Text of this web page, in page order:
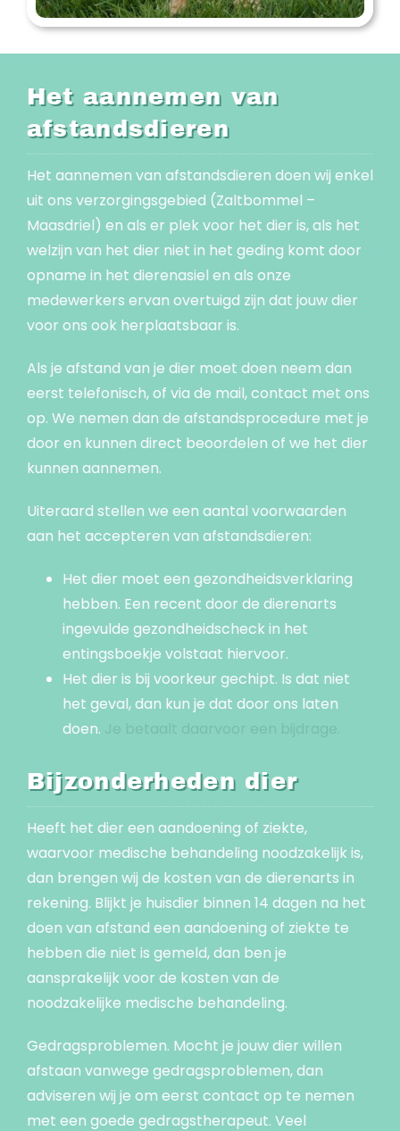
Het aannemen van
afstandsdieren
Het aannemen van afstandsdieren doen wij enkel
uit ons verzorgingsgebied (Zaltbommel –
Maasdriel) en als er plek voor het dier is, als het
welzijn van het dier niet in het geding komt door
opname in het dierenasiel en als onze
medewerkers ervan overtuigd zijn dat jouw dier
voor ons ook herplaatsbaar is.
Als je afstand van je dier moet doen neem dan
eerst telefonisch, of via de mail, contact met ons
op. We nemen dan de afstandsprocedure met je
door en kunnen direct beoordelen of we het dier
kunnen aannemen.
Uiteraard stellen we een aantal voorwaarden
aan het accepteren van afstandsdieren:
Het dier moet een gezondheidsverklaring
hebben. Een recent door de dierenarts
ingevulde gezondheidscheck in het
entingsboekje volstaat hiervoor.
Het dier is bij voorkeur gechipt. Is dat niet
het geval, dan kun je dat door ons laten
doen.
Bijzonderheden dier
Heeft het dier een aandoening of ziekte,
waarvoor medische behandeling noodzakelijk is,
dan brengen wij de kosten van de dierenarts in
rekening. Blijkt je huisdier binnen 14 dagen na het
doen van afstand een aandoening of ziekte te
hebben die niet is gemeld, dan ben je
aansprakelijk voor de kosten van de
noodzakelijke medische behandeling.
Gedragsproblemen. Mocht je jouw dier willen
afstaan vanwege gedragsproblemen, dan
adviseren wij je om eerst contact op te nemen
met een goede gedragstherapeut. Veel